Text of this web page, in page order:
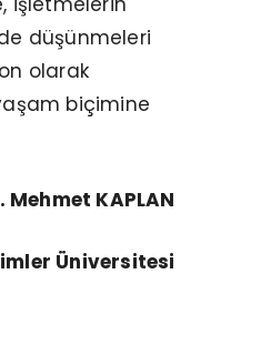
düşünmeleri
olarak
biçimine
Mehmet KAPLAN
Üniversitesi